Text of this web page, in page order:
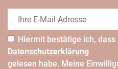
Hiermit bestätige ich, dass
Daten­schutz­erklärung
gelesen habe. Meine